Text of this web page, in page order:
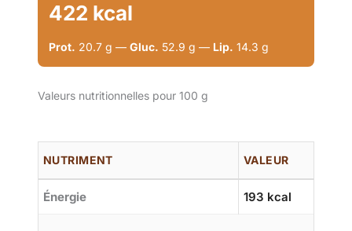
422 kcal
Prot. 20.7 g — Gluc. 52.9 g — Lip. 14.3 g
Valeurs nutritionnelles pour 100 g
NUTRIMENT VALEUR
Énergie 193 kcal